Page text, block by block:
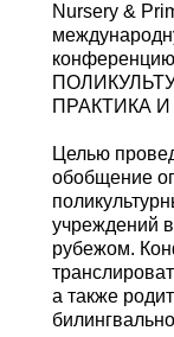
Nursery &
ПРАКТИКА
Целью
обобщение
учреждений
рубежом.
а также